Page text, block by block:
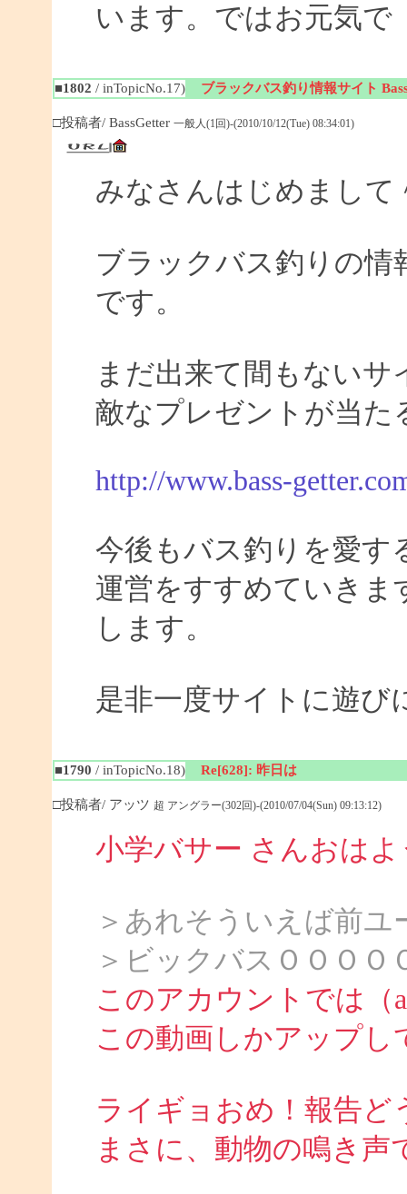
います。ではお元気で
■1802 / inTopicNo.17) ブラックバス釣り情報サイト
□投稿者/ BassGetter 一般人(1回)-(2010/10/12(Tue) 08:34:01)
みなさんはじめまして
ブラックバス釣りの情
です。
まだ出来て間もないサ
敵なプレゼントが当た
http://www.bass-
今後もバス釣りを愛す
運営をすすめていきま
します。
是非一度サイトに遊び
■1790 / inTopicNo.18) Re[628]: 昨日は
□投稿者/ アッツ 超 アングラー(302回)-(2010/07/04(Sun) 09:13:12)
小学バサー さんおは
＞あれそういえば前
＞ビックバスＯＯＯ
このアカウントでは（
この動画しかアップし
ライギョおめ！報告ど
まさに、動物の鳴き声